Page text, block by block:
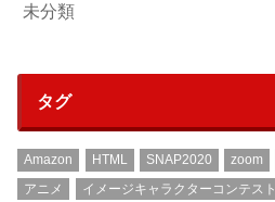
未分類
タグ
Amazon HTML SNAP2020 zoom
アニメ
イメージキャラクターコンテスト